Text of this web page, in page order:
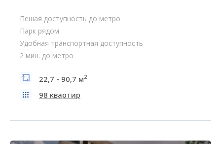
Пешая доступность до метро
Парк рядом
Удобная транспортная доступность
2 мин. до метро
22,7 - 90,7 м2
98 квартир